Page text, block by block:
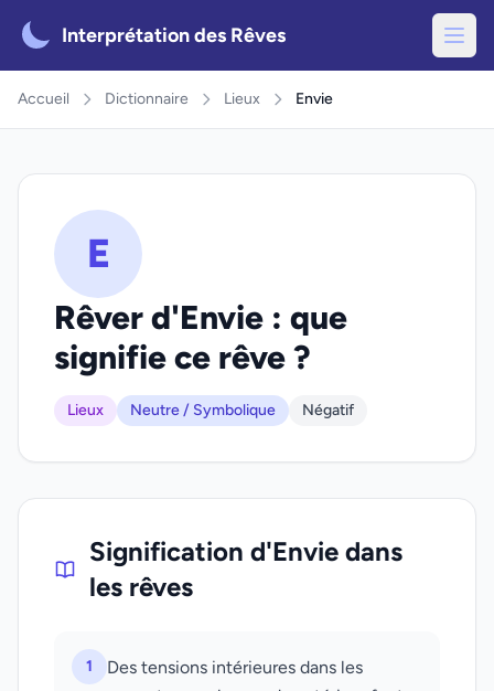
Interprétation des Rêves
Accueil Dictionnaire Lieux Envie
E
Rêver d'Envie : que
signifie ce rêve ?
Lieux Neutre / Symbolique Négatif
Signification d'Envie dans
les rêves
1
Des tensions intérieures dans les